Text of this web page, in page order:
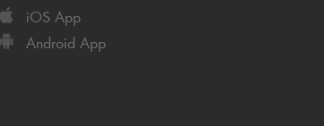
iOS App
Android App